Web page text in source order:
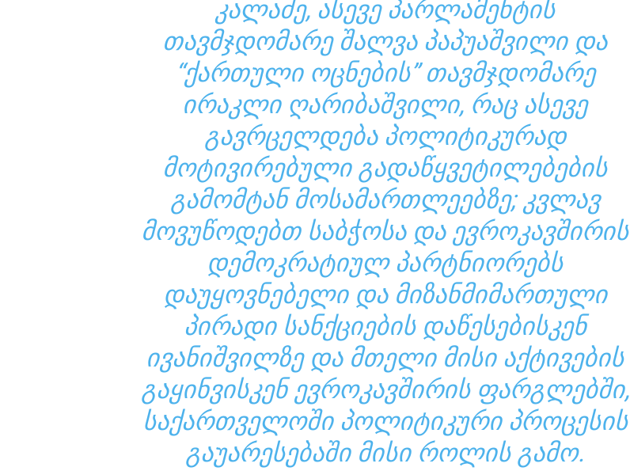
ᲙᲐᲚᲐᲫᲔ, ᲐᲡᲔᲕᲔ ᲞᲐᲠᲚᲐᲛᲔᲜᲢᲘᲡ
ᲗᲐᲕᲛᲯᲓᲝᲛᲐᲠᲔ ᲨᲐᲚᲕᲐ ᲞᲐᲞᲣᲐᲨᲕᲘᲚᲘ ᲓᲐ
“ᲥᲐᲠᲗᲣᲚᲘ ᲝᲪᲜᲔᲑᲘᲡ” ᲗᲐᲕᲛᲯᲓᲝᲛᲐᲠᲔ
ᲘᲠᲐᲙᲚᲘ ᲦᲐᲠᲘᲑᲐᲨᲕᲘᲚᲘ, ᲠᲐᲪ ᲐᲡᲔᲕᲔ
ᲒᲐᲕᲠᲪᲔᲚᲓᲔᲑᲐ ᲞᲝᲚᲘᲢᲘᲙᲣᲠᲐᲓ
ᲛᲝᲢᲘᲕᲘᲠᲔᲑᲣᲚᲘ ᲒᲐᲓᲐᲬᲧᲕᲔᲢᲘᲚᲔᲑᲔᲑᲘᲡ
ᲒᲐᲛᲝᲛᲢᲐᲜ ᲛᲝᲡᲐᲛᲐᲠᲗᲚᲔᲔᲑᲖᲔ; ᲙᲕᲚᲐᲕ
ᲛᲝᲕᲣᲬᲝᲓᲔᲑᲗ ᲡᲐᲑᲭᲝᲡᲐ ᲓᲐ ᲔᲕᲠᲝᲙᲐᲕᲨᲘᲠᲘᲡ
ᲓᲔᲛᲝᲙᲠᲐᲢᲘᲣᲚ ᲞᲐᲠᲢᲜᲘᲝᲠᲔᲑᲡ
ᲓᲐᲣᲧᲝᲕᲜᲔᲑᲔᲚᲘ ᲓᲐ ᲛᲘᲖᲐᲜᲛᲘᲛᲐᲠᲗᲣᲚᲘ
ᲞᲘᲠᲐᲓᲘ ᲡᲐᲜᲥᲪᲘᲔᲑᲘᲡ ᲓᲐᲬᲔᲡᲔᲑᲘᲡᲙᲔᲜ
ᲘᲕᲐᲜᲘᲨᲕᲘᲚᲖᲔ ᲓᲐ ᲛᲗᲔᲚᲘ ᲛᲘᲡᲘ ᲐᲥᲢᲘᲕᲔᲑᲘᲡ
ᲒᲐᲧᲘᲜᲕᲘᲡᲙᲔᲜ ᲔᲕᲠᲝᲙᲐᲕᲨᲘᲠᲘᲡ ᲤᲐᲠᲒᲚᲔᲑᲨᲘ,
ᲡᲐᲥᲐᲠᲗᲕᲔᲚᲝᲨᲘ ᲞᲝᲚᲘᲢᲘᲙᲣᲠᲘ ᲞᲠᲝᲪᲔᲡᲘᲡ
ᲒᲐᲣᲐᲠᲔᲡᲔᲑᲐᲨᲘ ᲛᲘᲡᲘ ᲠᲝᲚᲘᲡ ᲒᲐᲛᲝ.